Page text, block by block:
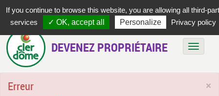
DEVENEZ PROPRIÉTAIRE
×
Erreur
If you continue to browse this website, you are allowing all third-
services
✓ OK, accept all Personalize Privacy policy